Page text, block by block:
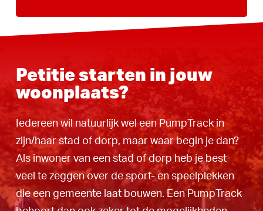
Petitie starten in jouw
woonplaats?
Iedereen wil natuurlijk wel een PumpTrack in
zijn/haar stad of dorp, maar waar begin je dan?
Als inwoner van een stad of dorp heb je best
veel te zeggen over de sport- en speelplekken
die een gemeente laat bouwen. Een PumpTrack